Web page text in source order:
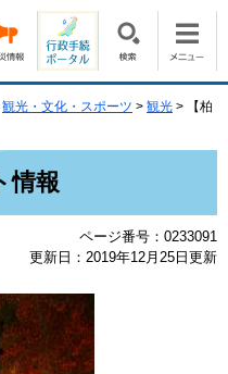
観光・文化・スポーツ > 観光 >
【柏
情報
ページ番号：0233091
更新日：2019年12月25日更新